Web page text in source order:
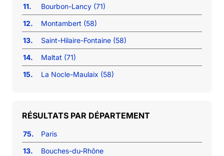
11.
Bourbon-Lancy (71)
12.
Montambert (58)
13.
Saint-Hilaire-Fontaine (58)
14.
Maltat (71)
15.
La Nocle-Maulaix (58)
RÉSULTATS PAR DÉPARTEMENT
75.
Paris
13.
Bouches-du-Rhône